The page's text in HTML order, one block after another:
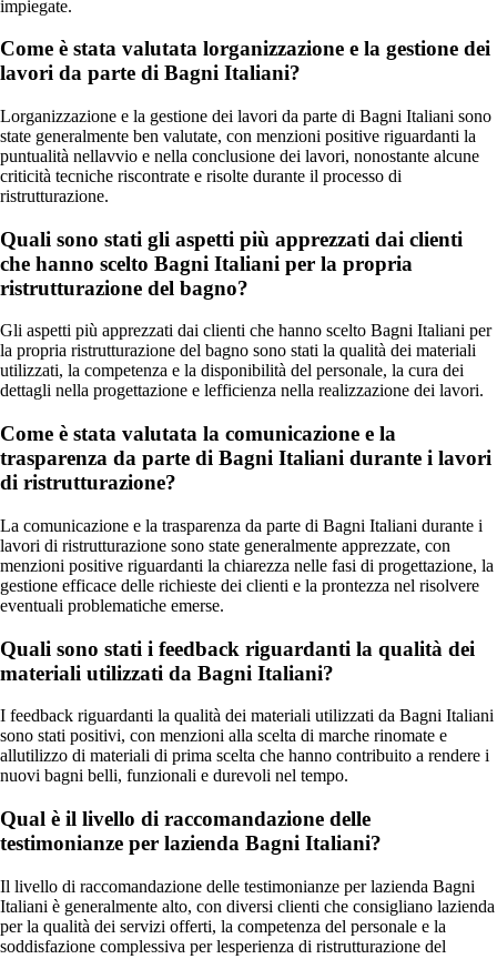
impiegate.
Come è stata valutata lorganizzazione e la gestione dei
lavori da parte di Bagni Italiani?
Lorganizzazione e la gestione dei lavori da parte di Bagni Italiani sono
state generalmente ben valutate, con menzioni positive riguardanti la
puntualità nellavvio e nella conclusione dei lavori, nonostante alcune
criticità tecniche riscontrate e risolte durante il processo di
ristrutturazione.
Quali sono stati gli aspetti più apprezzati dai clienti
che hanno scelto Bagni Italiani per la propria
ristrutturazione del bagno?
Gli aspetti più apprezzati dai clienti che hanno scelto Bagni Italiani per
la propria ristrutturazione del bagno sono stati la qualità dei materiali
utilizzati, la competenza e la disponibilità del personale, la cura dei
dettagli nella progettazione e lefficienza nella realizzazione dei lavori.
Come è stata valutata la comunicazione e la
trasparenza da parte di Bagni Italiani durante i lavori
di ristrutturazione?
La comunicazione e la trasparenza da parte di Bagni Italiani durante i
lavori di ristrutturazione sono state generalmente apprezzate, con
menzioni positive riguardanti la chiarezza nelle fasi di progettazione, la
gestione efficace delle richieste dei clienti e la prontezza nel risolvere
eventuali problematiche emerse.
Quali sono stati i feedback riguardanti la qualità dei
materiali utilizzati da Bagni Italiani?
I feedback riguardanti la qualità dei materiali utilizzati da Bagni Italiani
sono stati positivi, con menzioni alla scelta di marche rinomate e
allutilizzo di materiali di prima scelta che hanno contribuito a rendere i
nuovi bagni belli, funzionali e durevoli nel tempo.
Qual è il livello di raccomandazione delle
testimonianze per lazienda Bagni Italiani?
Il livello di raccomandazione delle testimonianze per lazienda Bagni
Italiani è generalmente alto, con diversi clienti che consigliano lazienda
per la qualità dei servizi offerti, la competenza del personale e la
soddisfazione complessiva per lesperienza di ristrutturazione del